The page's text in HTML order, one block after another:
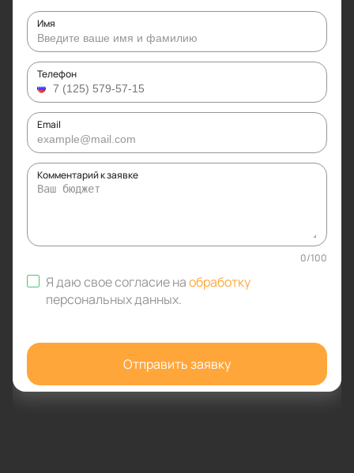
Имя
Телефон
Email
Комментарий к заявке
0/100
Я даю свое согласие наобработку
персональных данных.
Отправить заявку